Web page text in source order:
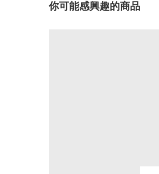
你可能感興趣的商品